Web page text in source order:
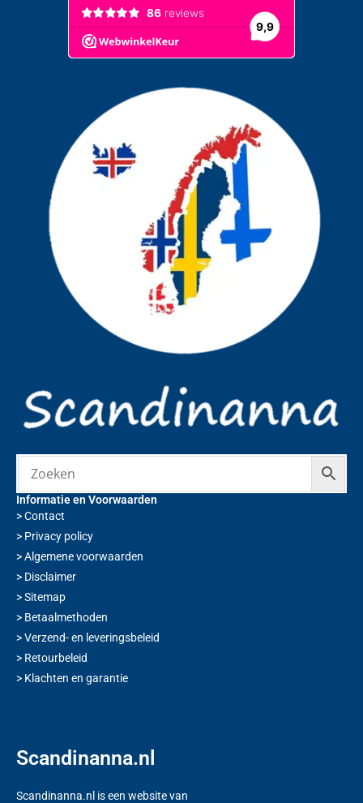
Informatie en Voorwaarden
>Contact
> Privacy policy
>Algemene voorwaarden
> Disclaimer
>Sitemap
> Betaalmethoden
>Verzend- en leveringsbeleid
> Retourbeleid
> Klachten en garantie
Scandinanna.nl
Scandinanna.nl is een website van